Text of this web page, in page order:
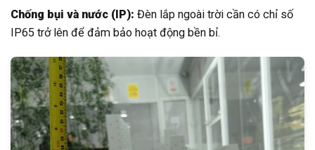
Chống bụi và nước (IP): Đèn lắp ngoài trời cần có chỉ số
IP65 trở lên để đảm bảo hoạt động bền bỉ.